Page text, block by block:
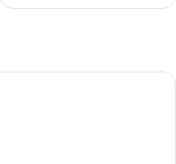
Ein gemütliches Hotelzimmer mit